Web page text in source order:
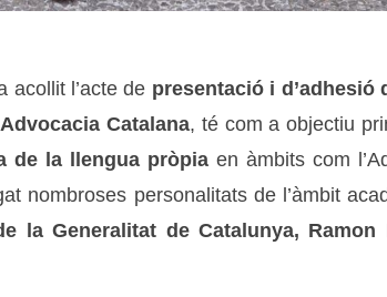
acollit l’acte de presentació i d’adhesió
Catalana, té com a objectiu
de la llengua pròpia en àmbits com
nombroses personalitats de l’àmbit
la Generalitat de Catalunya,